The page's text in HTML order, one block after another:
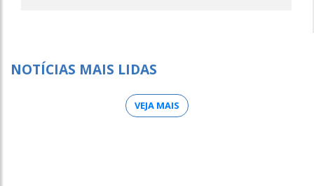
NOTÍCIAS MAIS LIDAS
VEJA MAIS